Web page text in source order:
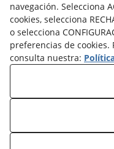
navegación. Selecciona
cookies, selecciona
o selecciona
preferencias de
consulta nuestra: